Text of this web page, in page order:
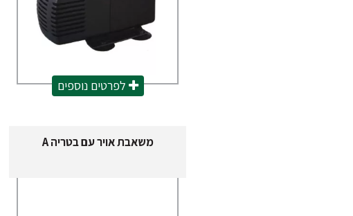
לפרטים נוספים
משאבת אויר עם בטריה A